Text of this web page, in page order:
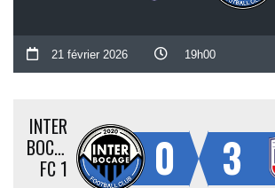
21 février 2026 19h00
0
INTER
BOCAGE
FC 1
3